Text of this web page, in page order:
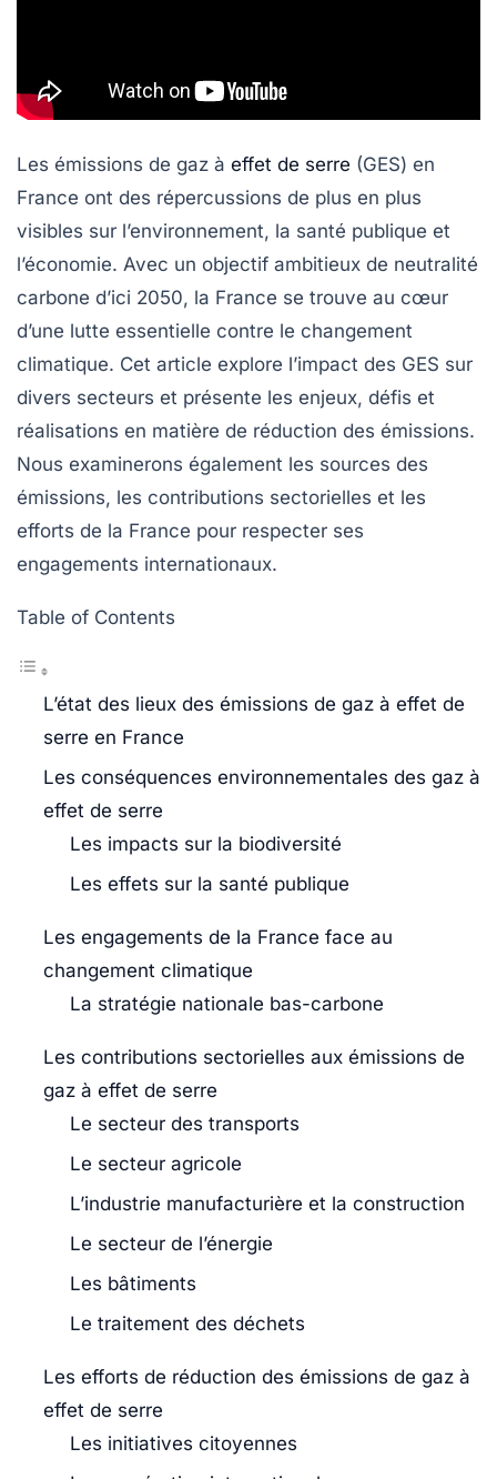
Les émissions de gaz à effet de serre (GES) en
France ont des répercussions de plus en plus
visibles sur l’environnement, la santé publique et
l’économie. Avec un objectif ambitieux de neutralité
carbone d’ici 2050, la France se trouve au cœur
d’une lutte essentielle contre le changement
climatique. Cet article explore l’impact des GES sur
divers secteurs et présente les enjeux, défis et
réalisations en matière de réduction des émissions.
Nous examinerons également les sources des
émissions, les contributions sectorielles et les
efforts de la France pour respecter ses
engagements internationaux.
Table of Contents
L’état des lieux des émissions de gaz à effet de
serre en France
Les conséquences environnementales des gaz à
effet de serre
Les impacts sur la biodiversité
Les effets sur la santé publique
Les engagements de la France face au
changement climatique
La stratégie nationale bas-carbone
Les contributions sectorielles aux émissions de
gaz à effet de serre
Le secteur des transports
Le secteur agricole
L’industrie manufacturière et la construction
Le secteur de l’énergie
Les bâtiments
Le traitement des déchets
Les efforts de réduction des émissions de gaz à
effet de serre
Les initiatives citoyennes